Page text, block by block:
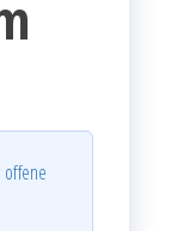
offene